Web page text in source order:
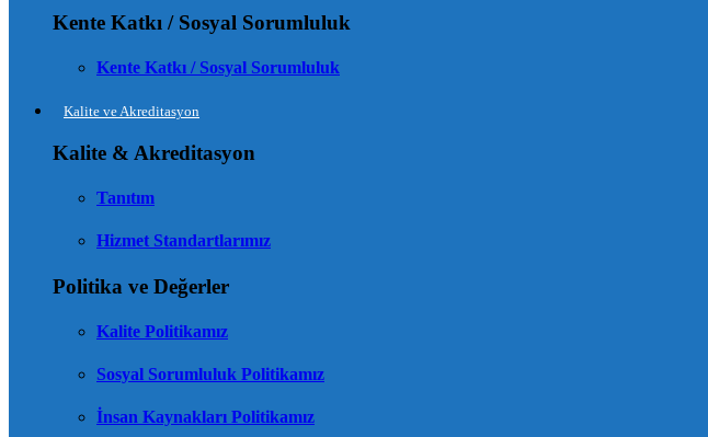
Kente Katkı / Sosyal Sorumluluk
Kente Katkı / Sosyal Sorumluluk
Kalite ve Akreditasyon
Kalite & Akreditasyon
Tanıtım
Hizmet Standartlarımız
Politika ve Değerler
Kalite Politikamız
Sosyal Sorumluluk Politikamız
İnsan Kaynakları Politikamız